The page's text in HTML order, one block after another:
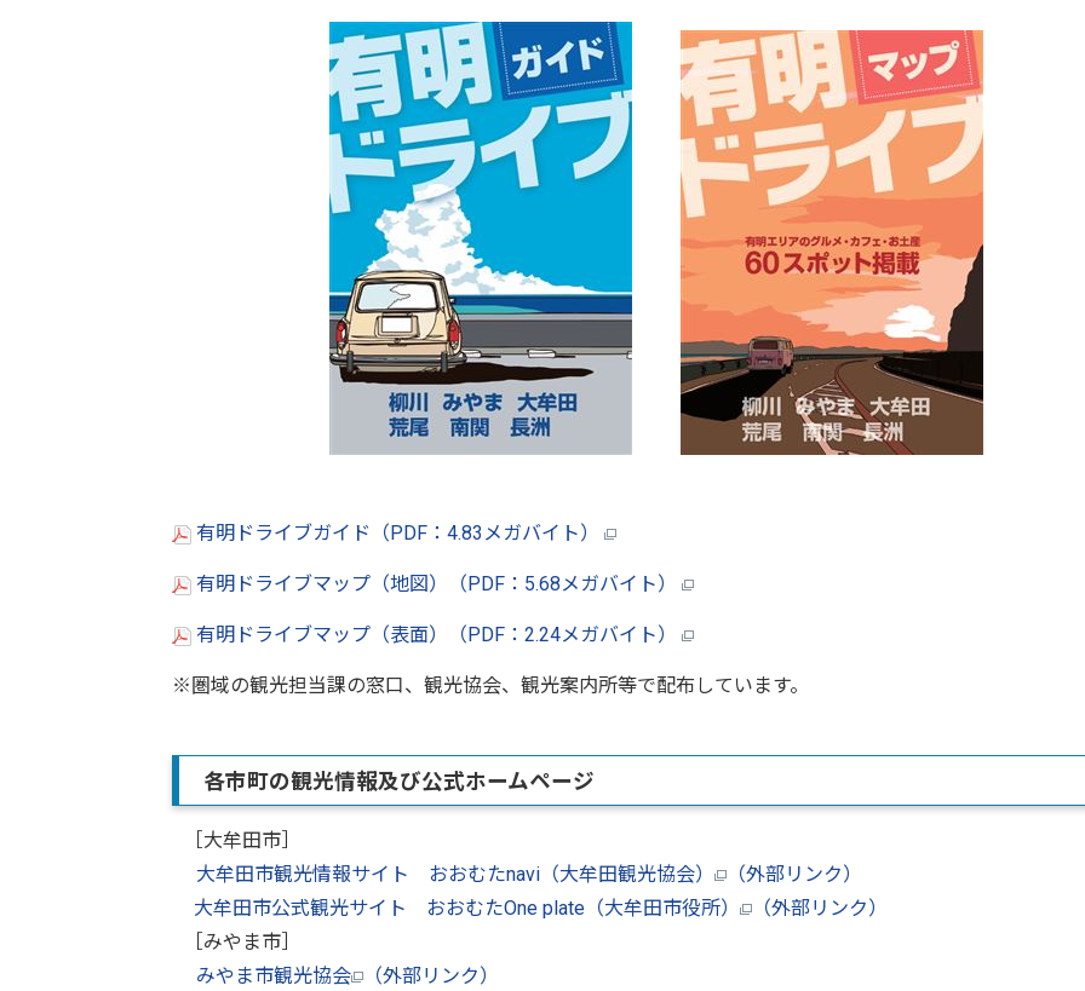
有明ドライブガイド（PDF：4.83メガバイト）
有明ドライブマップ（地図）（PDF：5.68メガバイト）
有明ドライブマップ（表面）（PDF：2.24メガバイト）
※圏域の観光担当課の窓口、観光協会、観光案内所等で配布しています。
各市町の観光情報及び公式ホームページ
［大牟田市］
大牟田市観光情報サイト おおむたnavi（大牟田観光協会）
（外部リンク）
大牟田市公式観光サイト おおむたOne plate（大牟田市役所）
（外部リンク）
［みやま市］
みやま市観光協会
（外部リンク）